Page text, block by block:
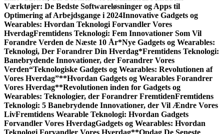
Værktøjer: De Bedste Softwareløsninger og Apps til
Optimering af Arbejdsgange i 2024Innovative Gadgets og
Wearables: Hvordan Teknologi Forvandler Vores
HverdagFremtidens Teknologi: Fem Innovationer Som Vil
Forandre Verden de Næste 10 År*Nye Gadgets og Wearables:
Teknologi, Der Forandrer Din Hverdag*Fremtidens Teknologi:
Banebrydende Innovationer, der Forandrer Vores
Verden“Teknologiske Gadgets og Wearables: Revolutionen af
Vores Hverdag”**Hvordan Gadgets og Wearables Forandrer
Vores Hverdag**Revolutionen inden for Gadgets og
Wearables: Teknologier, der Forandrer FremtidenFremtidens
Teknologi: 5 Banebrydende Innovationer, der Vil Ændre Vores
LivFremtidens Wearable Teknologi: Hvordan Gadgets
Forvandler Vores HverdagGadgets og Wearables: Hvordan
Teknologi Forvandler Vores Hverdag**Opdag De Seneste